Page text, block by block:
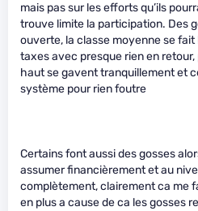
mais pas sur les efforts qu’ils
trouve limite la participation. Des
ouverte, la classe moyenne se
taxes avec presque rien en
haut se gavent tranquillement et
système pour rien foutre
Certains font aussi des gosses
assumer financièrement et au
complètement, clairement ca me
en plus a cause de ca les gosses